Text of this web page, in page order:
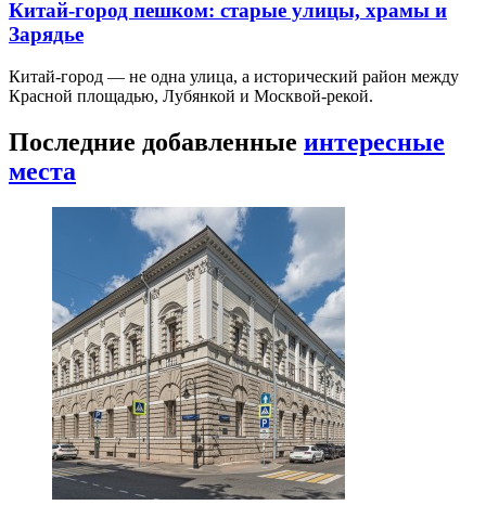
Китай-город пешком: старые улицы, храмы и
Зарядье
Китай-город — не одна улица, а исторический район между
Красной площадью, Лубянкой и Москвой-рекой.
Последние добавленные интересные
места